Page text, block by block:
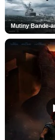
Mutiny Bande-